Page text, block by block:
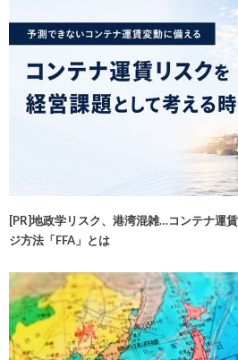
[PR]地政学リスク、港湾混雑…コンテナ運
ジ方法「FFA」とは